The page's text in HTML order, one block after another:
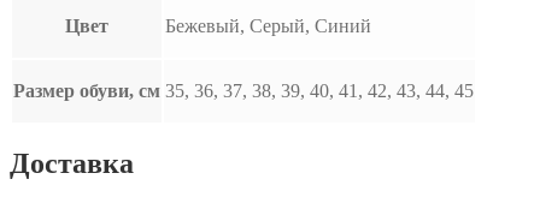
Цвет Бежевый, Серый, Синий
Размер обуви, см 35, 36, 37, 38, 39, 40, 41, 42, 43, 44, 45
Доставка